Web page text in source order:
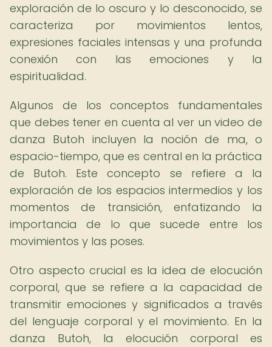
exploración de lo oscuro y lo desconocido, se
caracteriza por movimientos lentos,
expresiones faciales intensas y una profunda
conexión con las emociones y la
espiritualidad.
Algunos de los conceptos fundamentales
que debes tener en cuenta al ver un video de
danza Butoh incluyen la noción de ma, o
espacio-tiempo, que es central en la práctica
de Butoh. Este concepto se refiere a la
exploración de los espacios intermedios y los
momentos de transición, enfatizando la
importancia de lo que sucede entre los
movimientos y las poses.
Otro aspecto crucial es la idea de elocución
corporal, que se refiere a la capacidad de
transmitir emociones y significados a través
del lenguaje corporal y el movimiento. En la
danza Butoh, la elocución corporal es